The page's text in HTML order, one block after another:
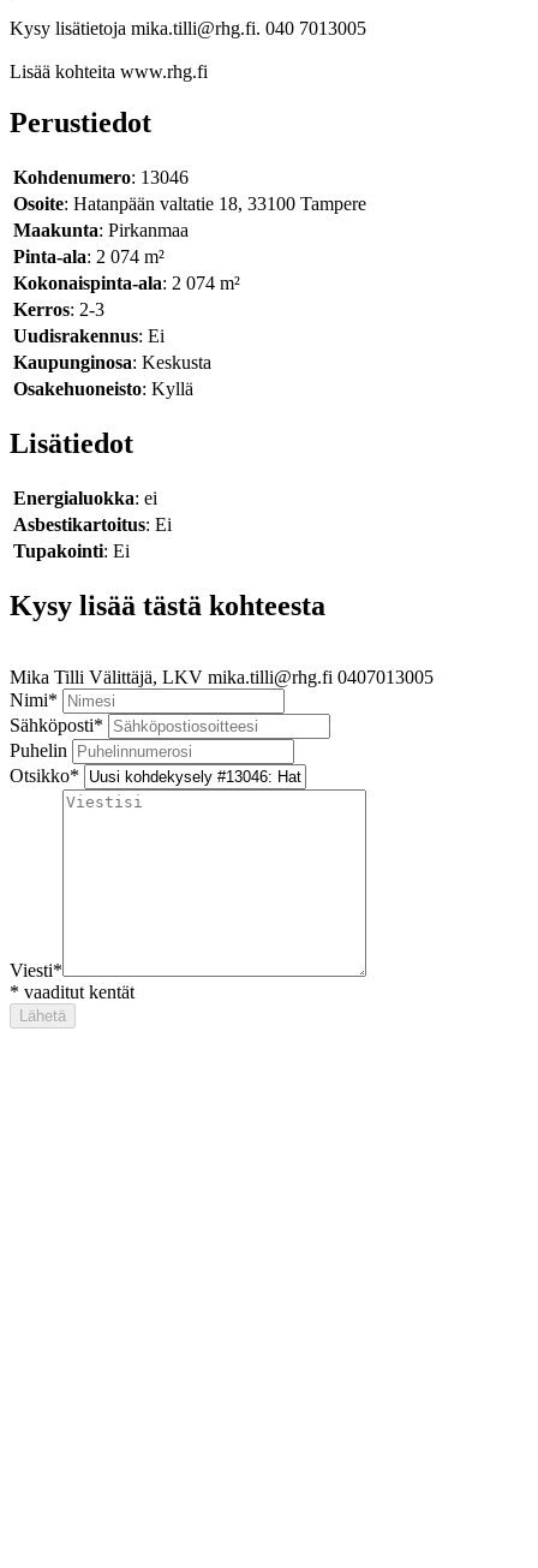
Kysy lisätietoja mika.tilli@rhg.fi. 040 7013005
Lisää kohteita www.rhg.fi
Perustiedot
Kohdenumero: 13046
Osoite: Hatanpään valtatie 18, 33100 Tampere
Maakunta: Pirkanmaa
Pinta-ala: 2 074 m²
Kokonaispinta-ala: 2 074 m²
Kerros: 2-3
Uudisrakennus: Ei
Kaupunginosa: Keskusta
Osakehuoneisto: Kyllä
Lisätiedot
Energialuokka: ei
Asbestikartoitus: Ei
Tupakointi: Ei
Kysy lisää tästä kohteesta
Mika Tilli Välittäjä, LKV mika.tilli@rhg.fi 0407013005
Nimi*
Sähköposti*
Puhelin
Otsikko*
Viesti*
* vaaditut kentät